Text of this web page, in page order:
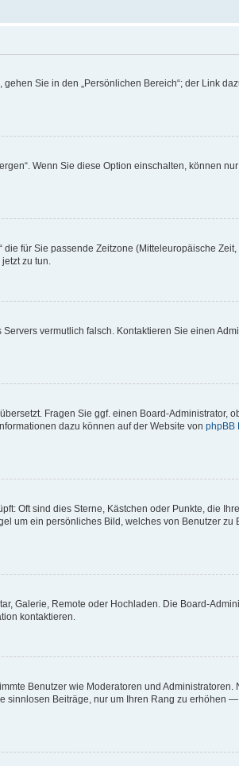
Sie in den „Persönlichen Bereich“; der Link
Wenn Sie diese Option einschalten, können nur
für Sie passende Zeitzone (Mitteleuropäische
zu tun.
vermutlich falsch. Kontaktieren Sie einen
Fragen Sie ggf. einen Board-Administrator,
dazu können auf der Website von phpBB
Oft sind dies Sterne, Kästchen oder Punkte, die
um ein persönliches Bild, welches von Benutzer zu
Galerie, Remote oder Hochladen. Die Board-
kontaktieren.
Benutzer wie Moderatoren und Administratoren.
sinnlosen Beiträge, nur um Ihren Rang zu erhöhen